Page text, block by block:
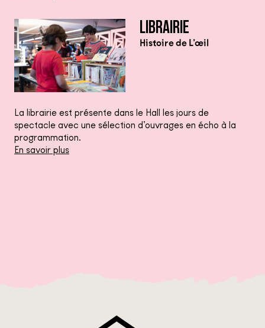
LIBRAIRIE
Histoire de L’œil
La librairie est présente dans le Hall les jours de
spectacle avec une sélection d’ouvrages en écho à la
programmation.
En savoir plus